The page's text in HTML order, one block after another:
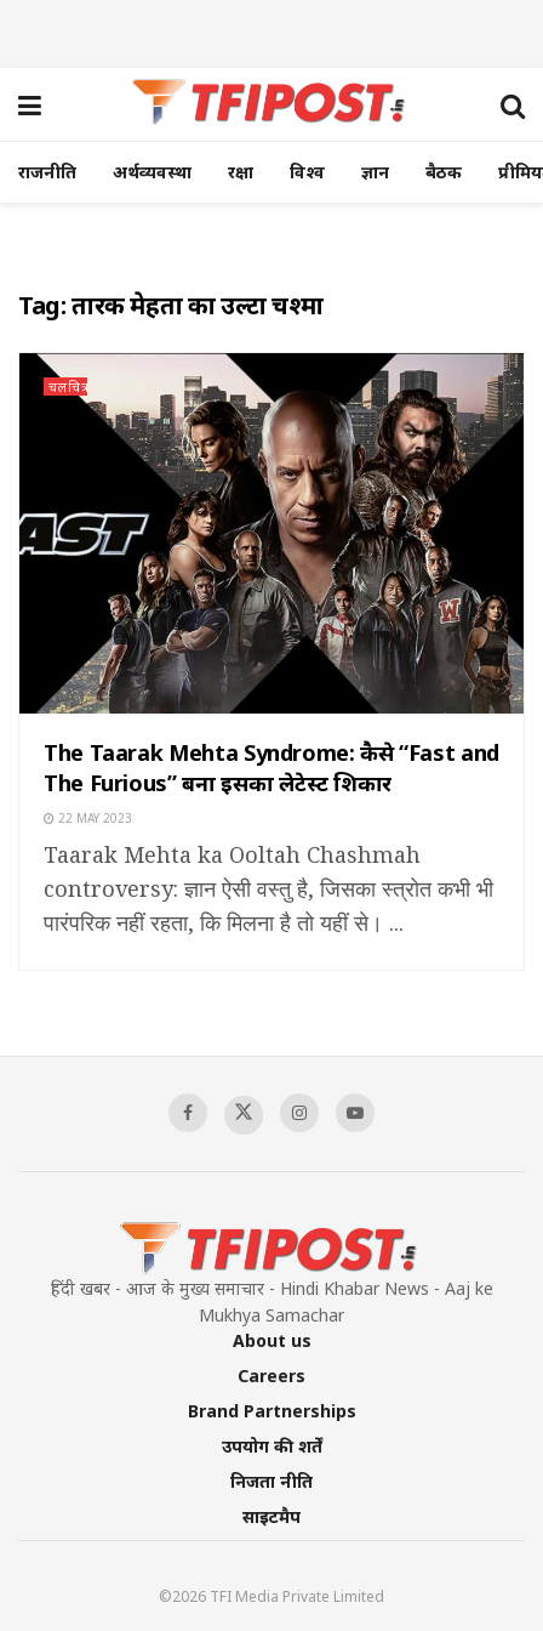
राजनीति अर्थव्यवस्था रक्षा विश्व ज्ञान बैठक
Tag:तारक मेहता का उल्टा चश्मा
चलचित्र
The Taarak Mehta Syndrome: कैसे “Fast and
The Furious” बना इसका लेटेस्ट शिकार
22 MAY 2023
Taarak Mehta ka Ooltah Chashmah
controversy: ज्ञान ऐसी वस्तु है, जिसका स्त्रोत कभी भी
पारंपरिक नहीं रहता, कि मिलना है तो यहीं से। ...
हिंदी खबर - आज के मुख्य समाचार - Hindi Khabar News - Aaj ke
Mukhya Samachar
About us
Careers
Brand Partnerships
उपयोग की शर्तें
निजता नीति
साइटमैप
©2026 TFI Media Private Limited